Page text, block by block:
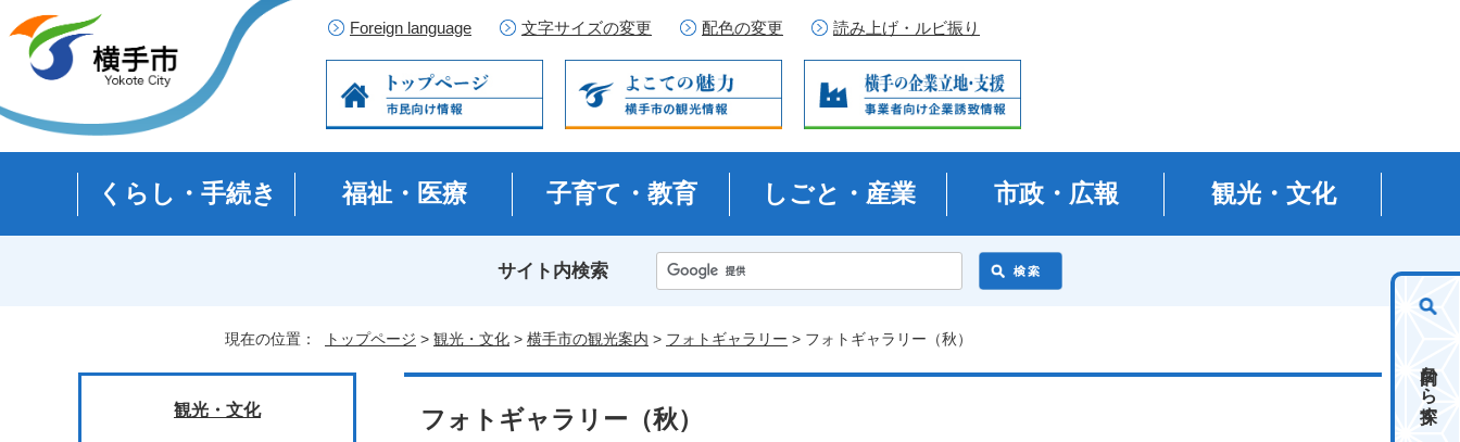
Foreign language 文字サイズの変更 配色の変更 読み上げ・ルビ振り
くらし・手続き 福祉・医療 子育て・教育 しごと・産業 市政・広報 観光・文化
サイト内検索
目的から探す
現在の位置： トップページ > 観光・文化 > 横手市の観光案内 > フォトギャラリー > フォトギャラリー（秋）
フォトギャラリー（秋）
観光・文化